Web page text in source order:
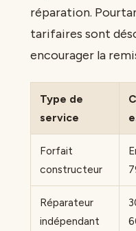
réparation.
tarifaires sont
encourager la
Type de
service
Forfait
constructeur
Réparateur
indépendant